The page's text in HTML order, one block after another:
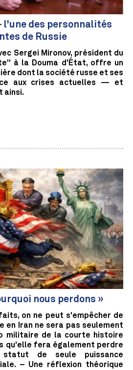
l'une des personnalités
de Russie
Sergei Mironov, président du
à la Douma d'État, offre un
dont la société russe et ses
aux crises actuelles — et
ainsi.
nous perdons »
on ne peut s'empêcher de
en Iran ne sera pas seulement
militaire de la courte histoire
qu'elle fera également perdre
de seule puissance
– Une réflexion théorique